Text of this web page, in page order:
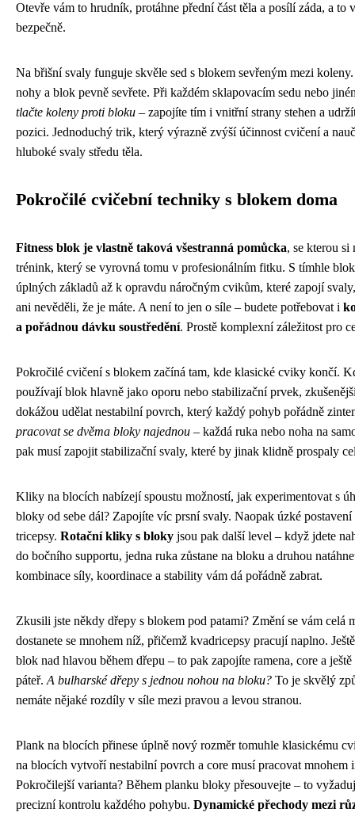
Otevře vám to hrudník, protáhne přední část těla a posílí záda, a to
bezpečně.
Na břišní svaly funguje skvěle sed s blokem sevřeným mezi
nohy a blok pevně sevřete. Při každém sklapovacím sedu nebo
tlačte koleny proti bloku – zapojíte tím i vnitřní strany stehen a
pozici. Jednoduchý trik, který výrazně zvýší účinnost cvičení a
hluboké svaly středu těla.
Pokročilé cvičební techniky s blokem doma
Fitness blok je vlastně taková všestranná pomůcka, se kterou si
trénink, který se vyrovná tomu v profesionálním fitku. S tímhle
úplných základů až k opravdu náročným cvikům, které zapojí
ani nevěděli, že je máte. A není to jen o síle – budete potřebovat i
a pořádnou dávku soustředění. Prostě komplexní záležitost pro
Pokročilé cvičení s blokem začíná tam, kde klasické cviky končí.
používají blok hlavně jako oporu nebo stabilizační prvek,
dokážou udělat nestabilní povrch, který každý pohyb pořádně
pracovat se dvěma bloky najednou – každá ruka nebo noha na
pak musí zapojit stabilizační svaly, které by jinak klidně prospaly
Kliky na blocích nabízejí spoustu možností, jak experimentovat s
bloky od sebe dál? Zapojíte víc prsní svaly. Naopak úzké
tricepsy. Rotační kliky s bloky jsou pak další level – když jdete
do bočního supportu, jedna ruka zůstane na bloku a druhou
kombinace síly, koordinace a stability vám dá pořádně zabrat.
Zkusili jste někdy dřepy s blokem pod patami? Změní se vám celá
dostanete se mnohem níž, přičemž kvadricepsy pracují naplno.
blok nad hlavou během dřepu – to pak zapojíte ramena, core a
páteř.A bulharské dřepy s jednou nohou na bloku? To je skvělý
nemáte nějaké rozdíly v síle mezi pravou a levou stranou.
Plank na blocích přinese úplně nový rozměr tomuhle klasickému
na blocích vytvoří nestabilní povrch a core musí pracovat mnohem
Pokročilejší varianta? Během planku bloky přesouvejte – to
precizní kontrolu každého pohybu. Dynamické přechody mezi